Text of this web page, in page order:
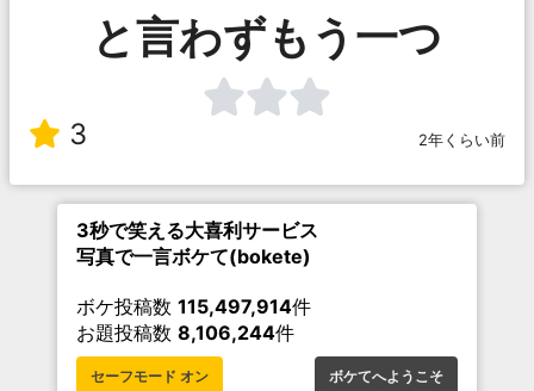
と言わずもう一つ
3 2年くらい前
3秒で笑える大喜利サービス
写真で一言ボケて(bokete)
ボケ投稿数 115,497,914件
お題投稿数 8,106,244件
セーフモード オン ボケてへようこそ